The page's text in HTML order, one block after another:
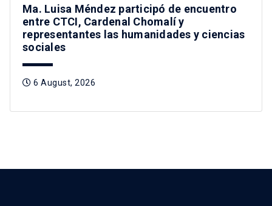
Ma. Luisa Méndez participó de encuentro
entre CTCI, Cardenal Chomalí y
representantes las humanidades y ciencias
sociales
6 August, 2026